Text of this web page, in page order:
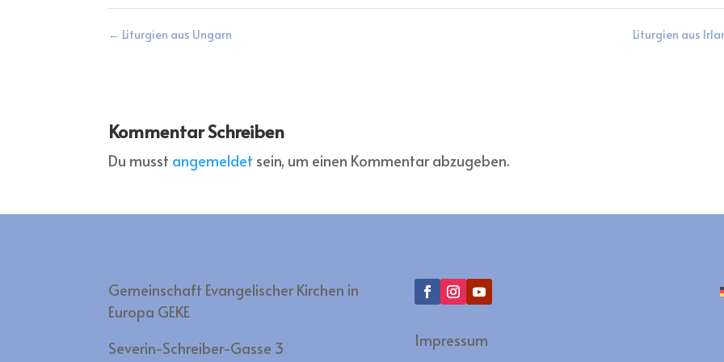
← Liturgien aus Ungarn Liturgien aus
Kommentar Schreiben
Du musst angemeldet sein, um einen Kommentar abzugeben.
Gemeinschaft Evangelischer Kirchen in
Europa GEKE
Severin-Schreiber-Gasse 3
Impressum